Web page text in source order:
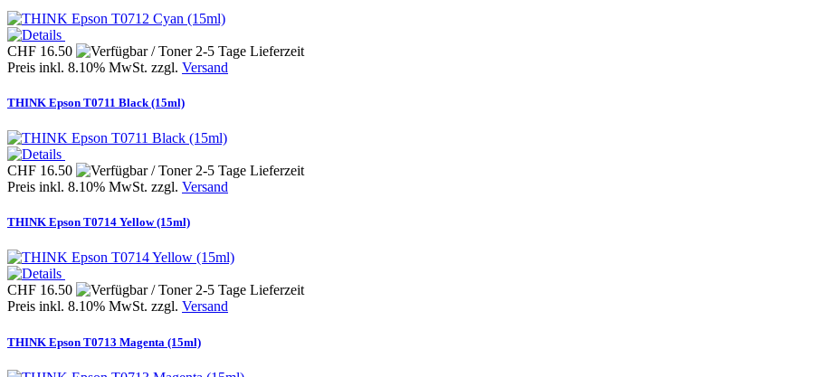
CHF 16.50
Preis inkl. 8.10% MwSt. zzgl. Versand
THINK Epson T0711 Black (15ml)
CHF 16.50
Preis inkl. 8.10% MwSt. zzgl. Versand
THINK Epson T0714 Yellow (15ml)
CHF 16.50
Preis inkl. 8.10% MwSt. zzgl. Versand
THINK Epson T0713 Magenta (15ml)